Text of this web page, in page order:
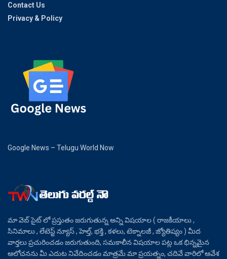
Contact Us
Privacy & Policy
Google News – Telugu World Now
మా వెబ్ సైట్ లో ప్రస్తుతం జరుగుతున్న అన్ని విషయాల ( రాజకీయాలు ,
సినిమాలు , లేటెస్ట్ న్యూస్ , హెల్త్, భక్తి , కళలు, టెక్నాలజీ , జ్యోతిష్యం ) మీద
వార్తలు ప్రచురించడం జరుగుతుంది, సమకాలీన విషయాల పట్ల ఒక భిన్నమైన
ఆలోచనను మీ ఎదుట నివేదించడం మాత్రమే మా ప్రయత్నం, చదివే వారిలో ఆవేశ